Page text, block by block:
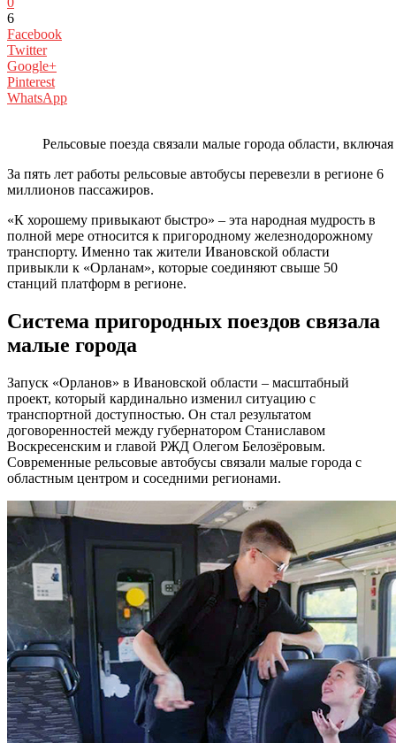
6
Facebook
Twitter
Google+
Pinterest
WhatsApp
Рельсовые поезда связали малые города области,
За пять лет работы рельсовые автобусы перевезли в регионе 6
миллионов пассажиров.
«К хорошему привыкают быстро» – эта народная мудрость в
полной мере относится к пригородному железнодорожному
транспорту. Именно так жители Ивановской области
привыкли к «Орланам», которые соединяют свыше 50
станций платформ в регионе.
Система пригородных поездов связала
малые города
Запуск «Орланов» в Ивановской области – масштабный
проект, который кардинально изменил ситуацию с
транспортной доступностью. Он стал результатом
договоренностей между губернатором Станиславом
Воскресенским и главой РЖД Олегом Белозёровым.
Современные рельсовые автобусы связали малые города с
областным центром и соседними регионами.